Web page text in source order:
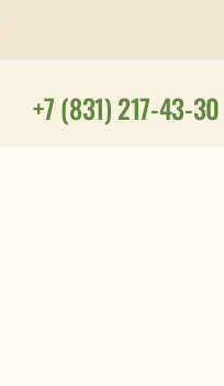
+7 (831) 217-43-30